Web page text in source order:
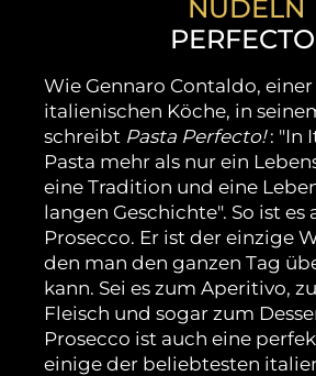
NUDELN
Wie Gennaro Contaldo,
italienischen Köche, in
schreibt Pasta Perfecto!: "In
Pasta mehr als nur ein
eine Tradition und eine
langen Geschichte". So ist
Prosecco. Er ist der einzige
den man den ganzen Tag
kann. Sei es zum Aperitivo,
Fleisch und sogar zum
Prosecco ist auch eine
einige der beliebtesten